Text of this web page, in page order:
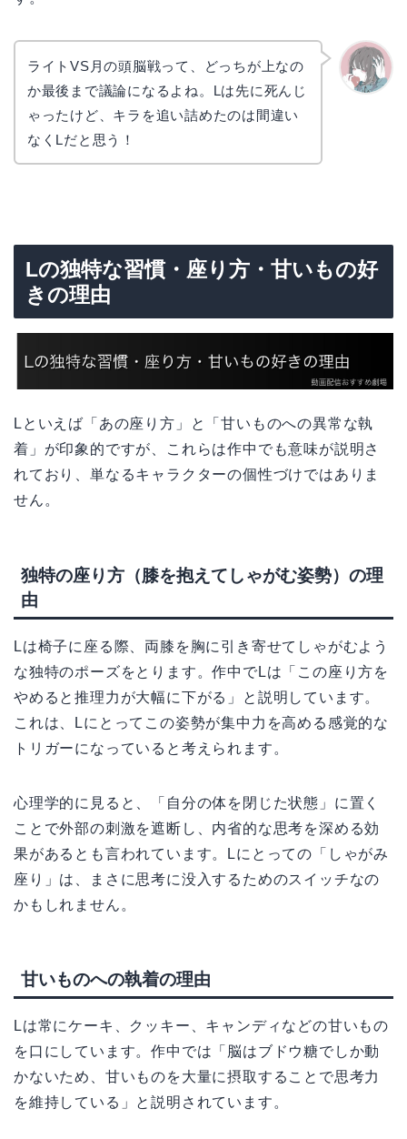
ライトVS月の頭脳戦って、どっちが上なの
か最後まで議論になるよね。Lは先に死んじ
ゃったけど、キラを追い詰めたのは間違い
なくLだと思う！
Lの独特な習慣・座り方・甘いもの好
きの理由
Lといえば「あの座り方」と「甘いものへの異常な執
着」が印象的ですが、これらは作中でも意味が説明さ
れており、単なるキャラクターの個性づけではありま
せん。
独特の座り方（膝を抱えてしゃがむ姿勢）の理
由
Lは椅子に座る際、両膝を胸に引き寄せてしゃがむよう
な独特のポーズをとります。作中でLは「この座り方を
やめると推理力が大幅に下がる」と説明しています。
これは、Lにとってこの姿勢が集中力を高める感覚的な
トリガーになっていると考えられます。
心理学的に見ると、「自分の体を閉じた状態」に置く
ことで外部の刺激を遮断し、内省的な思考を深める効
果があるとも言われています。Lにとっての「しゃがみ
座り」は、まさに思考に没入するためのスイッチなの
かもしれません。
甘いものへの執着の理由
Lは常にケーキ、クッキー、キャンディなどの甘いもの
を口にしています。作中では「脳はブドウ糖でしか動
かないため、甘いものを大量に摂取することで思考力
を維持している」と説明されています。